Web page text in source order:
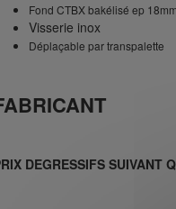
Fond CTBX bakélisé ep
Visserie inox
Déplaçable par transpalette
DEGRESSIFS SUIVANT